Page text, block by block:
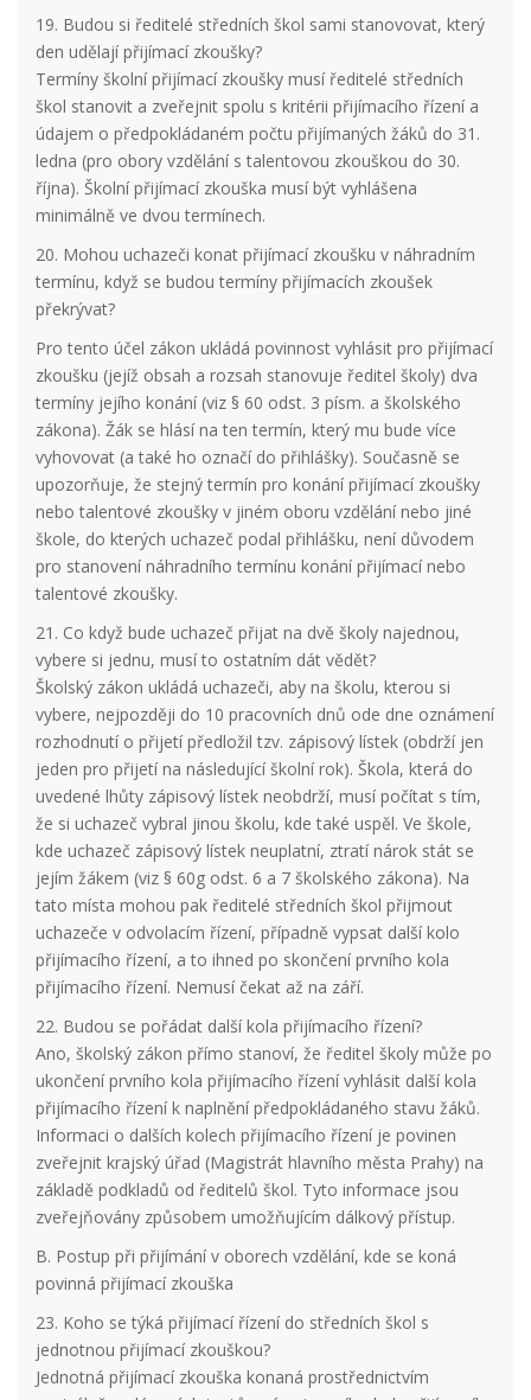
19. Budou si ředitelé středních škol sami stanovovat, který
den udělají přijímací zkoušky?
Termíny školní přijímací zkoušky musí ředitelé středních
škol stanovit a zveřejnit spolu s kritérii přijímacího řízení a
údajem o předpokládaném počtu přijímaných žáků do 31.
ledna (pro obory vzdělání s talentovou zkouškou do 30.
října). Školní přijímací zkouška musí být vyhlášena
minimálně ve dvou termínech.
20. Mohou uchazeči konat přijímací zkoušku v náhradním
termínu, když se budou termíny přijímacích zkoušek
překrývat?
Pro tento účel zákon ukládá povinnost vyhlásit pro přijímací
zkoušku (jejíž obsah a rozsah stanovuje ředitel školy) dva
termíny jejího konání (viz § 60 odst. 3 písm. a školského
zákona). Žák se hlásí na ten termín, který mu bude více
vyhovovat (a také ho označí do přihlášky). Současně se
upozorňuje, že stejný termín pro konání přijímací zkoušky
nebo talentové zkoušky v jiném oboru vzdělání nebo jiné
škole, do kterých uchazeč podal přihlášku, není důvodem
pro stanovení náhradního termínu konání přijímací nebo
talentové zkoušky.
21. Co když bude uchazeč přijat na dvě školy najednou,
vybere si jednu, musí to ostatním dát vědět?
Školský zákon ukládá uchazeči, aby na školu, kterou si
vybere, nejpozději do 10 pracovních dnů ode dne oznámení
rozhodnutí o přijetí předložil tzv. zápisový lístek (obdrží jen
jeden pro přijetí na následující školní rok). Škola, která do
uvedené lhůty zápisový lístek neobdrží, musí počítat s tím,
že si uchazeč vybral jinou školu, kde také uspěl. Ve škole,
kde uchazeč zápisový lístek neuplatní, ztratí nárok stát se
jejím žákem (viz § 60g odst. 6 a 7 školského zákona). Na
tato místa mohou pak ředitelé středních škol přijmout
uchazeče v odvolacím řízení, případně vypsat další kolo
přijímacího řízení, a to ihned po skončení prvního kola
přijímacího řízení. Nemusí čekat až na září.
22. Budou se pořádat další kola přijímacího řízení?
Ano, školský zákon přímo stanoví, že ředitel školy může po
ukončení prvního kola přijímacího řízení vyhlásit další kola
přijímacího řízení k naplnění předpokládaného stavu žáků.
Informaci o dalších kolech přijímacího řízení je povinen
zveřejnit krajský úřad (Magistrát hlavního města Prahy) na
základě podkladů od ředitelů škol. Tyto informace jsou
zveřejňovány způsobem umožňujícím dálkový přístup.
B. Postup při přijímání v oborech vzdělání, kde se koná
povinná přijímací zkouška
23. Koho se týká přijímací řízení do středních škol s
jednotnou přijímací zkouškou?
Jednotná přijímací zkouška konaná prostřednictvím